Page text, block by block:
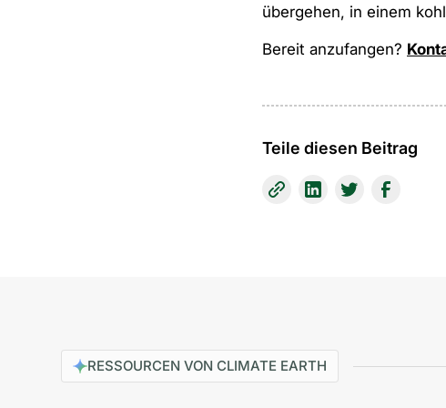
übergehen, in einem
Bereit anzufangen?
Teile diesen Beitrag
RESSOURCEN VON CLIMATE EARTH